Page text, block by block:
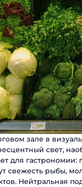
зале в
свет,
для гастрономии:
свежесть рыбы,
Нейтральная
компании
что вы
сотрудников
что вы
сотрудников
что вы
сотрудников